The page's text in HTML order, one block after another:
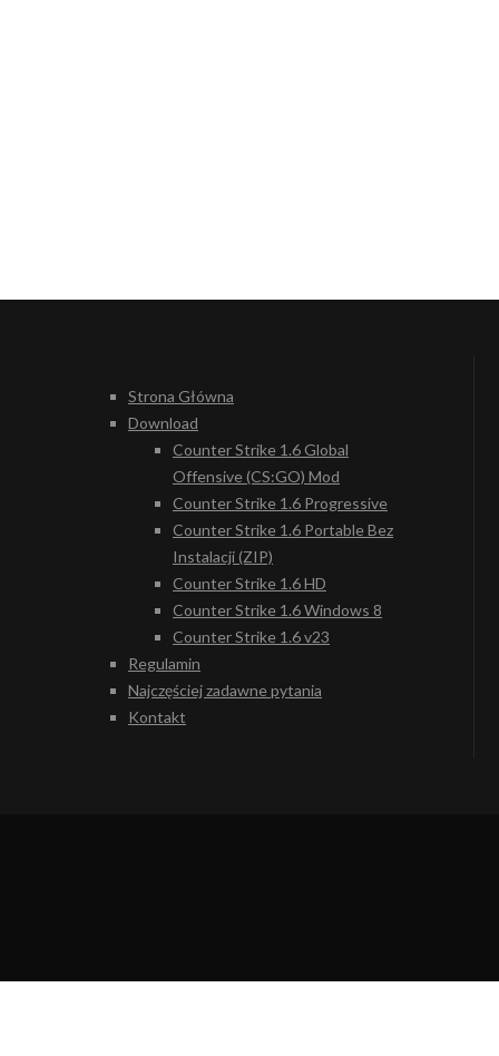
Strona Główna
Download
Counter Strike 1.6 Global
Offensive (CS:GO) Mod
Counter Strike 1.6 Progressive
Counter Strike 1.6 Portable Bez
Instalacji (ZIP)
Counter Strike 1.6 HD
Counter Strike 1.6 Windows 8
Counter Strike 1.6 v23
Regulamin
Najczęściej zadawne pytania
Kontakt